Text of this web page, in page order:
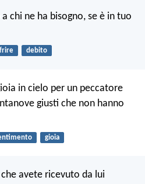
chi ne ha bisogno, se è in tuo
debito
in cielo per un peccatore
giusti che non hanno
gioia
avete ricevuto da lui